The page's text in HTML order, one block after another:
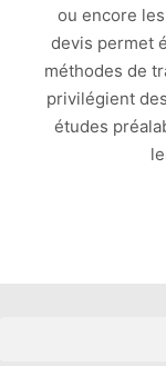
ou encore
devis permet
méthodes de
privilégient
études